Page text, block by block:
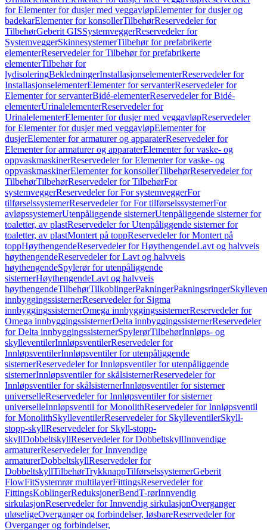
for Elementer for dusjer med veggavløpElementer for dusjer og
badekarElementer for konsollerTilbehørReservedeler for
TilbehørGeberit GISSystemveggerReservedeler for
SystemveggerSkinnesystemerTilbehør for prefabrikerte
elementerReservedeler for Tilbehør for prefabrikerte
elementerTilbehør for
lydisoleringBekledningerInstallasjonselementerReservedeler for
InstallasjonselementerElementer for servanterReservedeler for
Elementer for servanterBidé-elementerReservedeler for Bidé-
elementerUrinalelementerReservedeler for
UrinalelementerElementer for dusjer med veggavløpReservedeler
for Elementer for dusjer med veggavløpElementer for
dusjerElementer for armaturer og apparaterReservedeler for
Elementer for armaturer og apparaterElementer for vaske- og
oppvaskmaskinerReservedeler for Elementer for vaske- og
oppvaskmaskinerElementer for konsollerTilbehørReservedeler for
TilbehørTilbehørReservedeler for TilbehørFor
systemveggerReservedeler for For systemveggerFor
tilførselssystemerReservedeler for For tilførselssystemerFor
avløpssystemerUtenpåliggende sisternerUtenpåliggende sisterner for
toaletter, av plastReservedeler for Utenpåliggende sisterner for
toaletter, av plastMontert på toppReservedeler for Montert på
toppHøythengendeReservedeler for HøythengendeLavt og halvveis
høythengendeReservedeler for Lavt og halvveis
høythengendeSpylerør for utenpåliggende
sisternerHøythengendeLavt og halvveis
høythengendeTilbehørTilkoblingerPakningerPakningsringer
innbyggingssisternerReservedeler for Sigma
innbyggingssisternerOmega innbyggingssisternerReservedeler for
Omega innbyggingssisternerDelta innbyggingssisternerReservedeler
for Delta innbyggingssisternerSpylerørTilbehørInnløps- og
skylleventilerInnløpsventilerReservedeler for
InnløpsventilerInnløpsventiler for utenpåliggende
sisternerReservedeler for Innløpsventiler for utenpåliggende
sisternerInnløpsventiler for skålsisternerReservedeler for
Innløpsventiler for skålsisternerInnløpsventiler for sisterner
universelleReservedeler for Innløpsventiler for sisterner
universelleInnløpsventil for MonolithReservedeler for Innløpsventil
for MonolithSkylleventilerReservedeler for SkylleventilerSkyll-
stopp-skyllReservedeler for Skyll-stopp-
skyllDobbeltskyllReservedeler for DobbeltskyllInnvendige
armaturerReservedeler for Innvendige
armaturerDobbeltskyllReservedeler for
DobbeltskyllTilbehørTrykknappTilførselssystemerGeberit
FlowFitSystemrør multilayerFittingsReservedeler for
FittingsKoblingerReduksjonerBendT-rørInnvendig
sirkulasjonReservedeler for Innvendig sirkulasjonOverganger
uløseligeOverganger og forbindelser, løsbareReservedeler for
Overganger og forbindelser,